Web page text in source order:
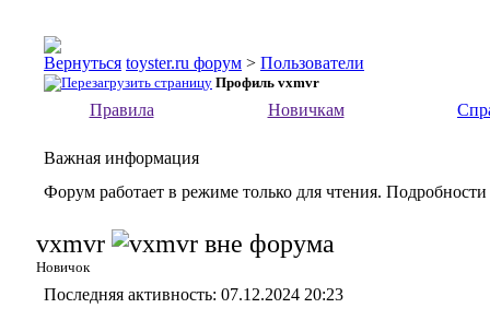
toyster.ru форум > Пользователи
Профиль vxmvr
Правила Новичкам
Важная информация
Форум работает в режиме только для чтения.
vxmvr
Новичок
Последняя активность: 07.12.2024 20:23